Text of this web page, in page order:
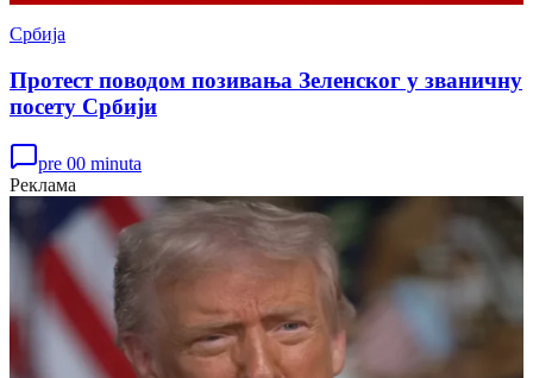
Србија
Протест поводом позивања Зеленског у званичну
посету Србији
pre 00 minuta
Реклама